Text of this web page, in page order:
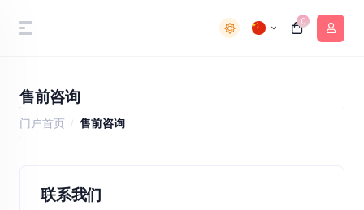
0
售前咨询
门户首页 售前咨询
联系我们